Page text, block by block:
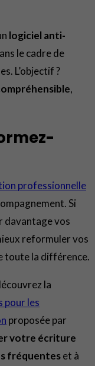
logiciel anti-
le cadre de
L’objectif ?
,
professionnelle
Si
davantage vos
reformuler vos
toute la différence.
la
pour les
proposée par
votre écriture
fréquenteset à